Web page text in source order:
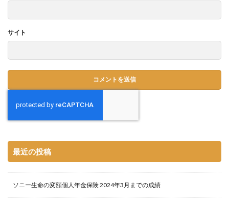
サイト
最近の投稿
ソニー生命の変額個人年金保険 2024年3月までの成績